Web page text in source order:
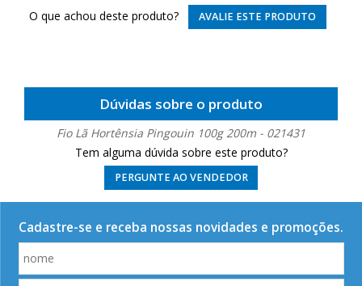
O que achou deste produto?
AVALIE ESTE PRODUTO
Dúvidas sobre o produto
Fio Lã Hortênsia Pingouin 100g 200m - 021431
Tem alguma dúvida sobre este produto?
PERGUNTE AO VENDEDOR
Cadastre-se e receba nossas novidades e promoções.